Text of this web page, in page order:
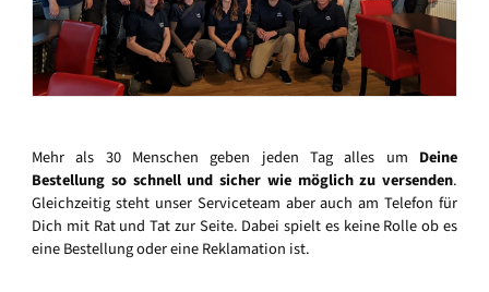
Mehr als 30 Menschen geben jeden Tag alles um Deine
Bestellung so schnell und sicher wie möglich zu versenden.
Gleichzeitig steht unser Serviceteam aber auch am Telefon für
Dich mit Rat und Tat zur Seite. Dabei spielt es keine Rolle ob es
eine Bestellung oder eine Reklamation ist.